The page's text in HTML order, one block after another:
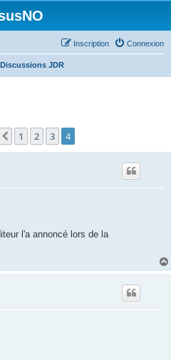
Connexion
Inscription
Discussions JDR
Précédent
1 2 3 4
l'a annoncé lors de la